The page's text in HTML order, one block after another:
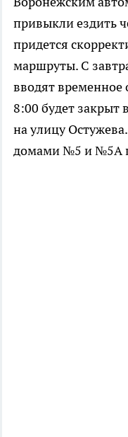
привыкли ездить
придется
маршруты. С
вводят временное
8:00 будет закрыт
на улицу
домами №5 и №5А